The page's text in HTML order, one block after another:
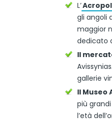
L’
gli angoli
maggior
dedicato
Il
gallerie
Il Museo
più
l’età